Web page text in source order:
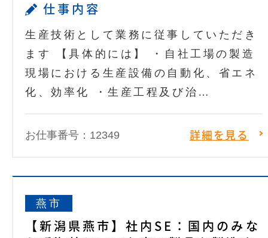
仕事内容
生産技術として業務に従事していただき
ます 【具体的には】 ・自社工場の製造
現場における生産設備の自動化、省エネ
化、効率化 ・生産工程及び治…
お仕事番号：12349 詳細を見る
燕市
【新潟県燕市】社内SE：国内のみな